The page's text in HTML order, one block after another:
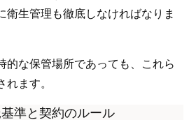
衛生管理も徹底しなければなりま
的な保管場所であっても、これら
ます。
準と契約のルール